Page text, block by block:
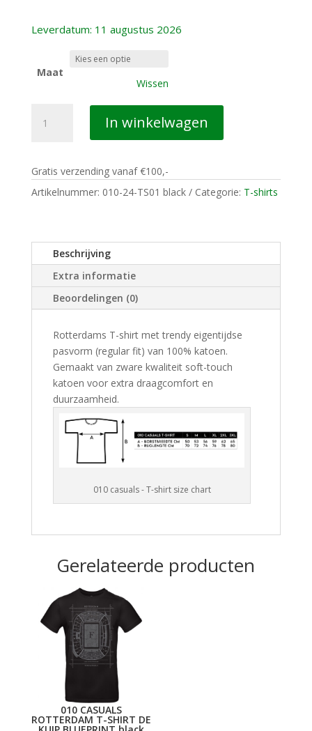
Leverdatum: 11 augustus 2026
Maat
Wissen
CASUALS
ROTTERDAM
SHIRT
ROTTERDAM
aantal
In winkelwagen
Gratis verzending vanaf €100,-
Artikelnummer: 010-24-TS01 black Categorie: T-shirts
Beschrijving
Extra informatie
Beoordelingen (0)
Rotterdams T-shirt met trendy eigentijdse
pasvorm (regular fit) van 100% katoen.
Gemaakt van zware kwaliteit soft-touch
katoen voor extra draagcomfort en
duurzaamheid.
010 casuals - T-shirt size chart
Gerelateerde producten
010 CASUALS
ROTTERDAM T-SHIRT DE